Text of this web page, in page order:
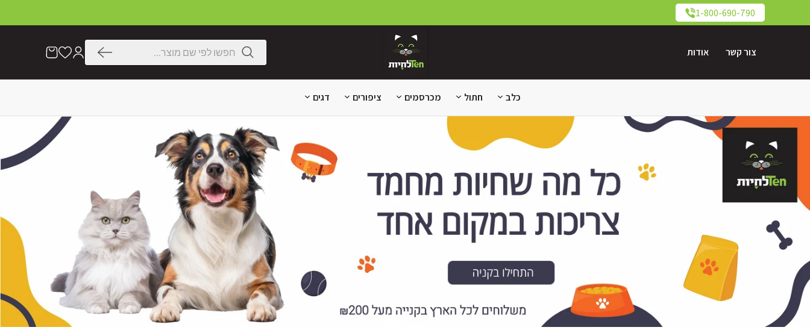
1-800-690-790
צור קשר אודות חיפוש הרשימה
שלי עֲגָלָה
כלב חתול מכרסמים ציפורים דגים